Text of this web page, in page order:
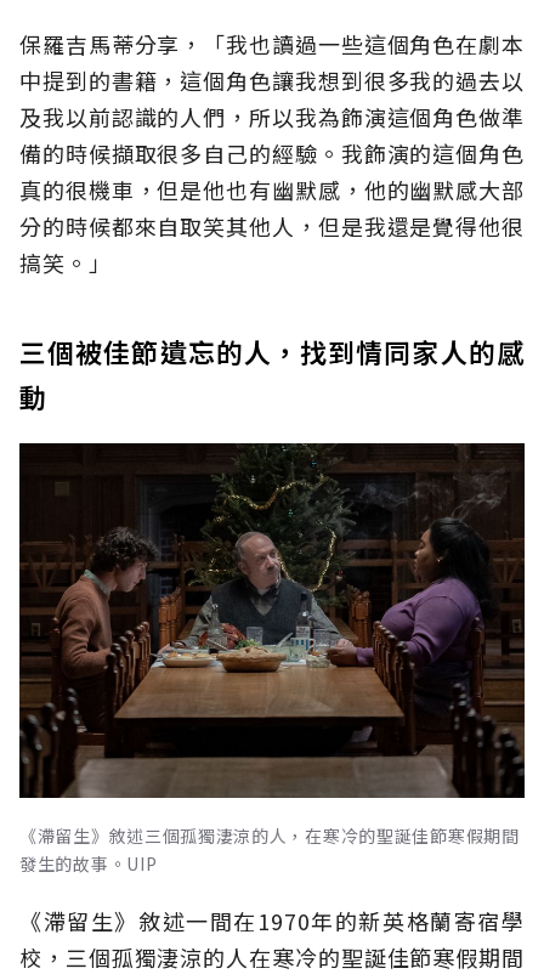
保羅吉馬蒂分享，「我也讀過一些這個角色在劇本
中提到的書籍，這個角色讓我想到很多我的過去以
及我以前認識的人們，所以我為飾演這個角色做準
備的時候擷取很多自己的經驗。我飾演的這個角色
真的很機車，但是他也有幽默感，他的幽默感大部
分的時候都來自取笑其他人，但是我還是覺得他很
搞笑。」
三個被佳節遺忘的人，找到情同家人的感
動
《滯留生》敘述三個孤獨淒涼的人，在寒冷的聖誕佳節寒假期間
發生的故事。UIP
《滯留生》敘述一間在1970年的新英格蘭寄宿學
校，三個孤獨淒涼的人在寒冷的聖誕佳節寒假期間